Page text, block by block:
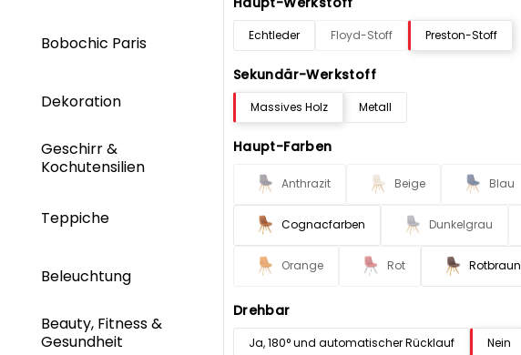
Bobochic Paris
Dekoration
Geschirr &
Kochutensilien
Teppiche
Beleuchtung
Beauty, Fitness &
Gesundheit
Echtleder Floyd-Stoff Preston-Stoff
Sekundär-Werkstoff
Massives Holz Metall
Haupt-Farben
Anthrazit Beige Blau
Cognacfarben Dunkelgrau
Orange Rot Rotbraun
Drehbar
Ja, 180° und automatischer Rücklauf Nein